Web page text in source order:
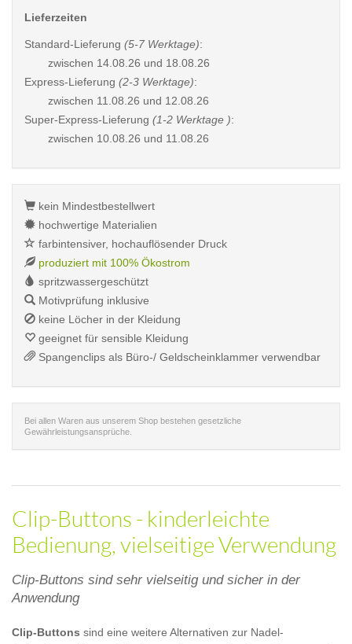
Lieferzeiten
Standard-Lieferung (5-7 Werktage):
zwischen 14.08.26 und 18.08.26
Express-Lieferung (2-3 Werktage):
zwischen 11.08.26 und 12.08.26
Super-Express-Lieferung (1-2 Werktage ):
zwischen 10.08.26 und 11.08.26
kein Mindestbestellwert
hochwertige Materialien
farbintensiver, hochauflösender Druck
produziert mit 100% Ökostrom
spritzwassergeschützt
Motivprüfung inklusive
keine Löcher in der Kleidung
geeignet für sensible Kleidung
Spangenclips als Büro-/ Geldscheinklammer verwendbar
Bei allen Waren aus unserem Shop bestehen gesetzliche
Gewährleistungsansprüche.
Clip-Buttons - kinderleichte
Bedienung, vielseitige Verwendung
Clip-Buttons sind sehr vielseitig und sicher in der
Anwendung
Clip-Buttons sind eine weitere Alternativen zur Nadel-